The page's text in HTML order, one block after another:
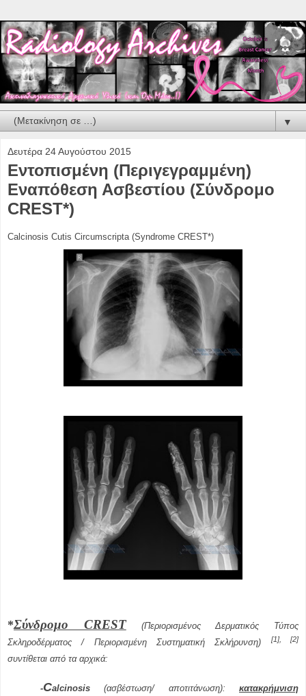
▼
Δευτέρα 24 Αυγούστου 2015
Εντοπισμένη (Περιγεγραμμένη)
Εναπόθεση Ασβεστίου (Σύνδρομο
CREST*)
Calcinosis Cutis Circumscripta (Syndrome CREST*)
*Σύνδρομο CREST(Περιορισμένος Δερματικός Τύπος
Σκληροδέρματος / Περιορισμένη Συστηματική Σκλήρυνση)
[1], [2]
συντίθεται από τα αρ­χικά:
-Calcinosis (ασβέστωση/ αποτιτάνωση): κατακρήμνιση